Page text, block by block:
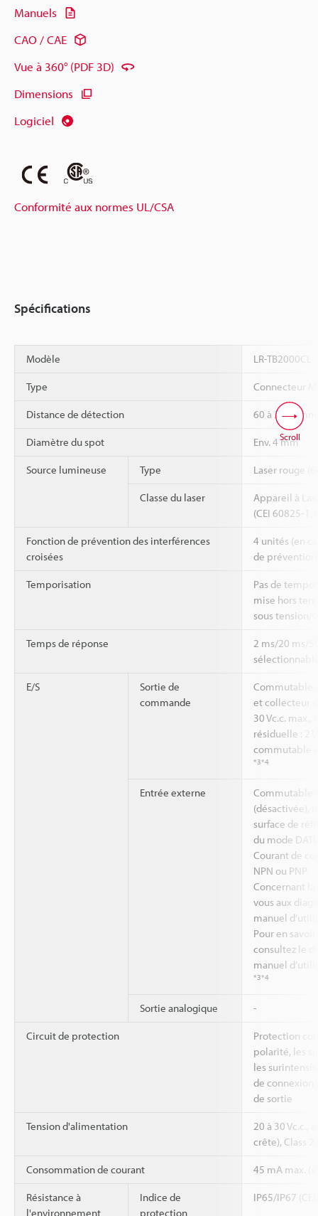
Manuels
CAO / CAE
Vue à 360° (PDF 3D)
Dimensions
Logiciel
Conformité aux normes UL/CSA
Spécifications
Modèle LR-TB2000CL
Type Connecteur
Distance de détection 60 à 2000 mm
Diamètre du spot Env. 4 mm
Source lumineuse Type Laser rouge
Classe du laser
Appareil à
(CEI 60825-1,
Fonction de prévention des interférences
croisées
4 unités (en
de
Temporisation
Pas de
mise hors
sous tension/
Temps de réponse
2 ms/20 ms/
E/S
Sortie de
commande
Commutable
et collecteur
30 Vc.c. max.,
résiduelle : 2
commutable
*3*4
Entrée externe
Commutable
(désactivée),
surface de
du mode
Courant de
NPN ou PNP
Concernant
vous aux
manuel
Pour en
consultez le
manuel
*3*4
Sortie analogique -
Circuit de protection
Protection
polarité, les
les
de connexion
de sortie
Tension d'alimentation
20 à 30 Vc.c.,
crête), Class 2
Consommation de courant 45 mA max.
Résistance à
l'environnement
Indice de
protection
IP65/IP67
Scroll